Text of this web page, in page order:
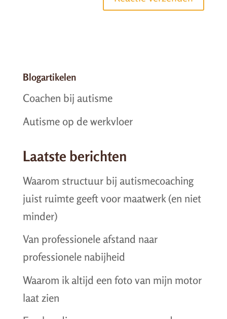
Blogartikelen
Coachen bij autisme
Autisme op de werkvloer
Laatste berichten
Waarom structuur bij autismecoaching
juist ruimte geeft voor maatwerk (en niet
minder)
Van professionele afstand naar
professionele nabijheid
Waarom ik altijd een foto van mijn motor
laat zien